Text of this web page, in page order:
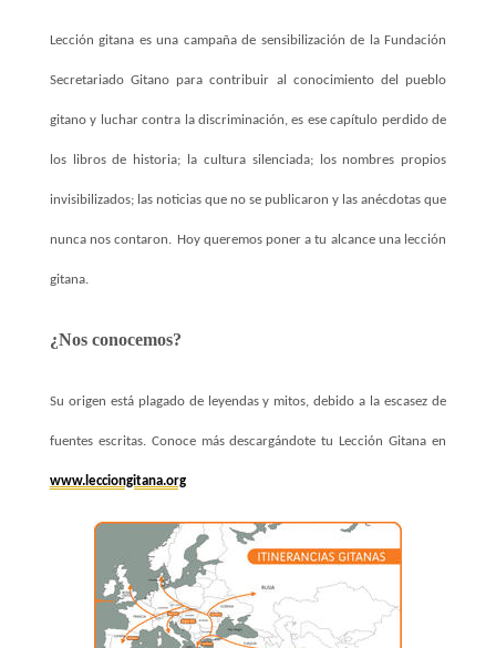
Lección gitana es una campaña de sensibilización de la Fundación
Secretariado Gitano para contribuir al conocimiento del pueblo
gitano y luchar contra la discriminación, es ese capítulo perdido de
los libros de historia; la cultura silenciada; los nombres propios
invisibilizados; las noticias que no se publicaron y las anécdotas que
nunca nos contaron. Hoy queremos poner a tu alcance una lección
gitana.
¿Nos conocemos?
Su origen está plagado de leyendas y mitos, debido a la escasez de
fuentes escritas. Conoce más descargándote tu Lección Gitana en
www.lecciongitana.org